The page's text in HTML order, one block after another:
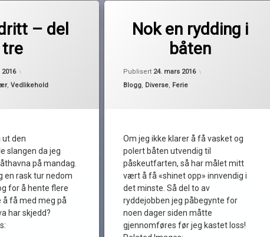
– del
tre
2016
,Vedlikehold
ut den
slangen da jeg
på mandag.
en rask tur nedom
for å hente flere
å få med meg på
har skjedd?
Nok en rydding i
båten
Publisert 24. mars 2016
Kategorier:
Blogg, Diverse, Ferie
Om jeg ikke klarer å få vasket og
polert båten utvendig til
påskeutfarten, så har målet mitt
vært å få «shinet opp» innvendig i
det minste. Så del to av
ryddejobben jeg påbegynte for
noen dager siden måtte
gjennomføres før jeg kastet loss!